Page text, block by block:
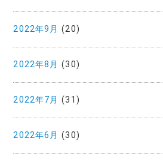
2022年9月 (20)
2022年8月 (30)
2022年7月 (31)
2022年6月 (30)